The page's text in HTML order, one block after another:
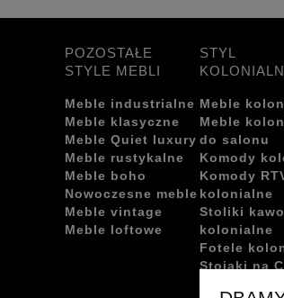
POZOSTAŁE
STYLE MEBLI
Meble industrialne
Meble klasyczne
Meble Quiet luxury
Meble rustykalne
Meble boho
Nowoczesne meble
Meble vintage
Meble loftowe
STYL
Meble
Meble
do salonu
Komody
Komody
kolonialne
Stoliki
kolonialne
Fotele
Stojaki na